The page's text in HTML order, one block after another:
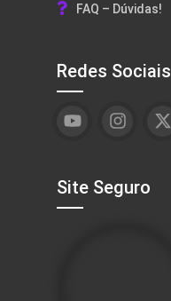
FAQ – Dúvidas!
Redes Sociais
Site Seguro